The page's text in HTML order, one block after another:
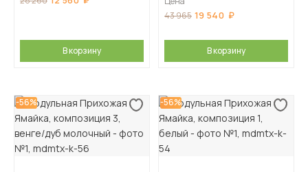
В корзину
43 965 19 540
В корзину
-56% -56%